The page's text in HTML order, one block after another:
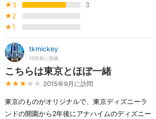
★3
3
★2
★1
tkmickey
10年前に投稿
こちらは東京とほぼ一緒
★★★ ★★ 2015年9月に訪問
東京のものがオリジナルで、東京ディズニーラ
ンドの開園から2年後にアナハイムのディズニー